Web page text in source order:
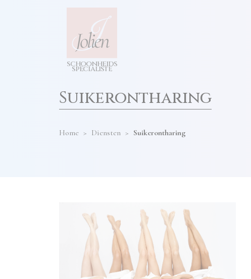
schoonheids
specialiste
Suikerontharing
Home > Diensten > Suikerontharing